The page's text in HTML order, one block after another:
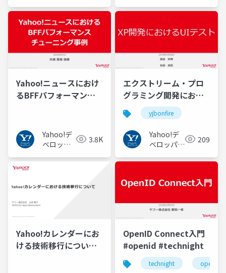
ワーク
Hadoop / Spark
2019 #hcj2019
ワーク
Yahoo!ニュースにおけ
るBFFパフォーマンス
Yahoo!デ
ベロッパ
3.8K
エクストリーム・プロ
グラミング開発におけ
るUIテスト #yjbonfire
yjbonfire
Yahoo!デ
ベロッパー
ク
209
Yahoo!カレンダーにお
ける技術移行について -
OpenID Connect入門
#openid #technight
technight openid